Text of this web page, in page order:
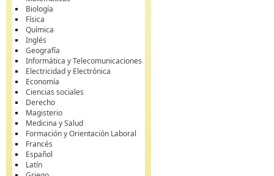
Biología
Física
Química
Inglés
Geografía
Informática y Telecomunicaciones
Electricidad y Electrónica
Economía
Ciencias sociales
Derecho
Magisterio
Medicina y Salud
Formación y Orientación Laboral
Francés
Español
Latín